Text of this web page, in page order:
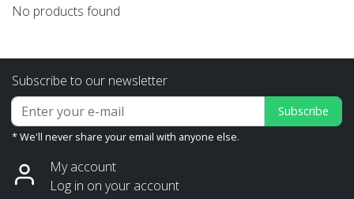
No products found
Subscribe to our newsletter
Subscribe
* We'll never share your email with anyone else.
My account
Log in on your account